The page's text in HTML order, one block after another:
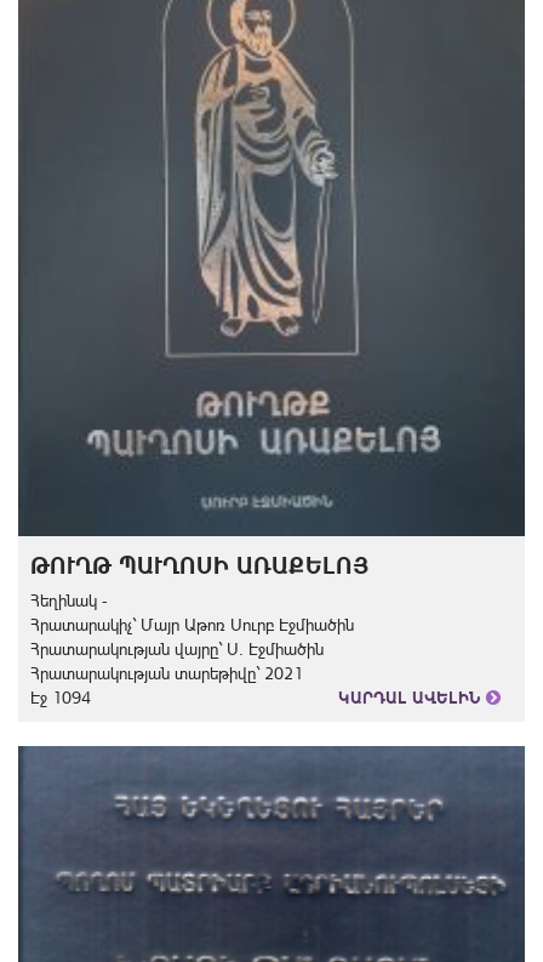
ԹՈՒՂԹ ՊԱՒՂՈՍԻ ԱՌԱՔԵԼՈՅ
Հեղինակ -
Հրատարակիչ` Մայր Աթոռ Սուրբ Էջմիածին
Հրատարակության վայրը` Ս. Էջմիածին
Հրատարակության տարեթիվը` 2021
Էջ 1094
ԿԱՐԴԱԼ ԱՎԵԼԻՆ